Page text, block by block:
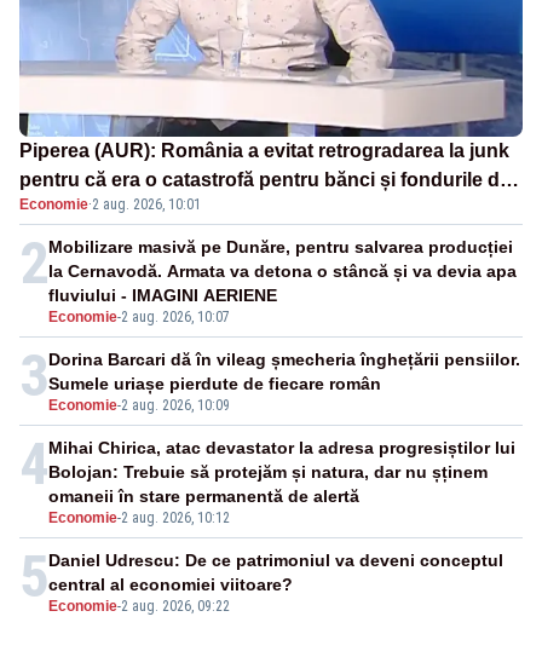
Piperea (AUR): România a evitat retrogradarea la junk
pentru că era o catastrofă pentru bănci și fondurile de
pensii
Economie·2 aug. 2026, 10:01
2
Economie-2 aug. 2026, 10:07
Mobilizare masivă pe Dunăre, pentru salvarea producției
la Cernavodă. Armata va detona o stâncă și va devia apa
fluviului - IMAGINI AERIENE
3 Economie-2 aug. 2026, 10:09
Dorina Barcari dă în vileag șmecheria înghețării pensiilor.
Sumele uriașe pierdute de fiecare român
4
Economie-2 aug. 2026, 10:12
Mihai Chirica, atac devastator la adresa progresiștilor lui
Bolojan: Trebuie să protejăm și natura, dar nu șținem
omaneii în stare permanentă de alertă
5 Economie-2 aug. 2026, 09:22
Daniel Udrescu: De ce patrimoniul va deveni conceptul
central al economiei viitoare?